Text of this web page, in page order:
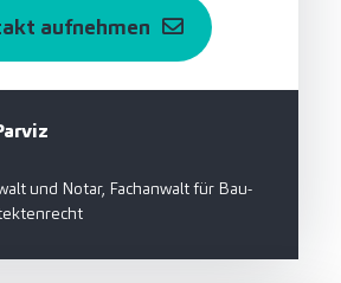
und Notar, Fachanwalt für Bau-
aufnehmen